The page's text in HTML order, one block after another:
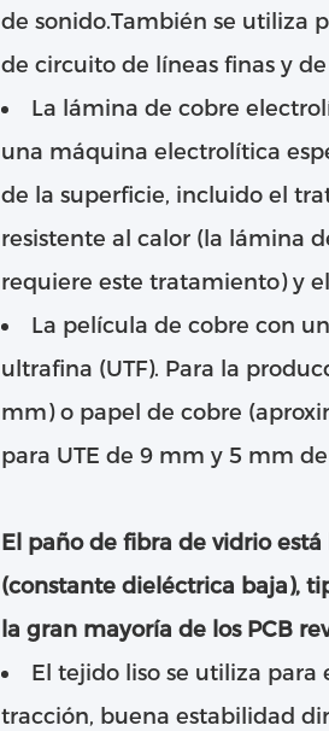
de sonido.También se utiliza
de circuito de líneas finas y
La lámina de cobre
una máquina electrolítica
de la superficie, incluido el
resistente al calor (la lámina
requiere este tratamiento) y
La película de cobre con
ultrafina (UTF). Para la
mm) o papel de cobre
para UTE de 9 mm y 5 mm
El paño de fibra de vidrio
(constante dieléctrica baja),
la gran mayoría de los PCB
El tejido liso se utiliza para
tracción, buena estabilidad